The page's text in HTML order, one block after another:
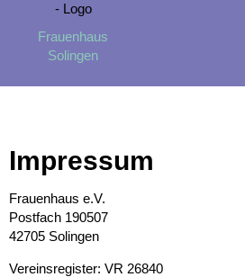
Frauenhaus
Solingen
Impressum
Frauenhaus e.V.
Postfach 190507
42705 Solingen
Vereinsregister: VR 26840